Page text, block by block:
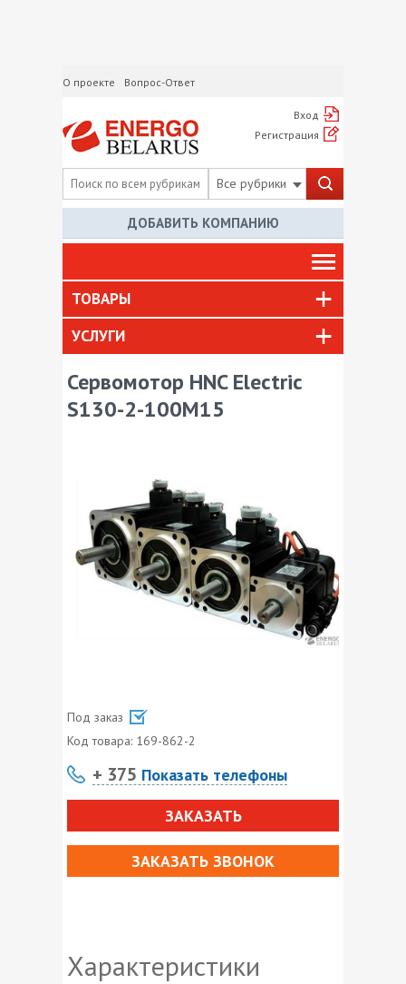
О проекте Вопрос-Ответ
Вход
Регистрация
Все рубрики
ДОБАВИТЬ КОМПАНИЮ
ТОВАРЫ
УСЛУГИ
Сервомотор HNC Electric
S130-2-100M15
Под заказ
Код товара: 169-862-2
+ 375 Показать телефоны
ЗАКАЗАТЬ
ЗАКАЗАТЬ ЗВОНОК
Характеристики